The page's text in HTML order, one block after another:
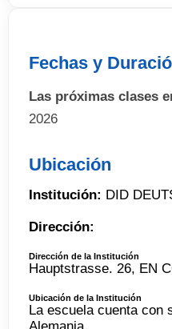
Fechas y
Las próximas clases
2026
Ubicación
Institución: DID
Dirección:
Dirección de la Institución
Hauptstrasse. 26, EN
Ubicación de la Institución
La escuela cuenta con